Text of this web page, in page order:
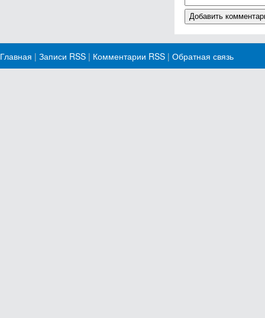
Главная | Записи RSS | Комментарии RSS | Обратная связь